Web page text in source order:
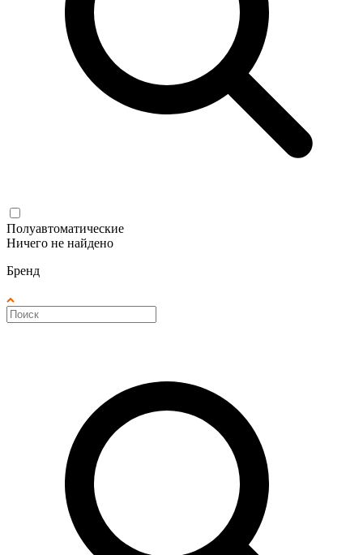
Полуавтоматические
Ничего не найдено
Бренд